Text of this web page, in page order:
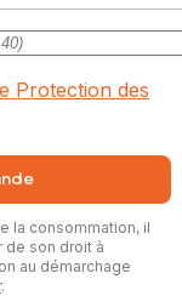
Protection des
la consommation, il
de son droit à
au démarchage
.